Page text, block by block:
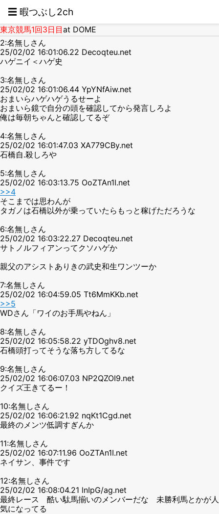
☰ 暇つぶし2ch
東京競馬1回3日目at DOME
2:名無しさん
25/02/02 16:01:06.22 Decoqteu.net
ハゲニイ＜ハゲ史
3:名無しさん
25/02/02 16:01:06.44 YpYNfAiw.net
おまいらハゲハゲうるせーよ
おまいら鏡で自分の頭を確認してから発言しろよ
俺は毎朝ちゃんと確認してるぞ
4:名無しさん
25/02/02 16:01:47.03 XA779CBy.net
石橋自.殺しろや
5:名無しさん
25/02/02 16:03:13.75 OoZTAn1I.net
>>4
そこまでは思わんが
タガノは石橋以外が乗っていたらもっと稼げただろうな
6:名無しさん
25/02/02 16:03:22.27 Decoqteu.net
サトノルフィアンってクソハゲか
親父のアシストありきの武史和生ワンツーか
7:名無しさん
25/02/02 16:04:59.05 Tt6MmKKb.net
>>5
WDさん「ワイのお手馬やねん」
8:名無しさん
25/02/02 16:05:58.22 yTDOghv8.net
石橋頭打ってそうな落ち方してるな
9:名無しさん
25/02/02 16:06:07.03 NP2QZOI9.net
クイズ王きてるー！
10:名無しさん
25/02/02 16:06:21.92 nqKt1Cgd.net
最終のメンツ低調すぎんか
11:名無しさん
25/02/02 16:07:11.96 OoZTAn1I.net
ネイサン、事件です
12:名無しさん
25/02/02 16:08:04.21 lnIpG/ag.net
最終レース 酷い駄馬揃いのメンバーだな 未勝利馬とかが人
気になってる